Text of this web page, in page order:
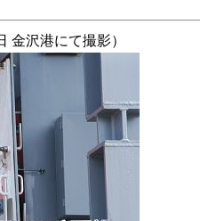
金沢港にて撮影）